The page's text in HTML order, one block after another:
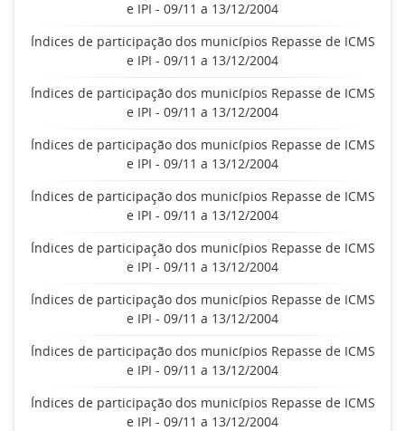
e IPI - 09/11 a 13/12/2004
Índices de participação dos municípios Repasse de ICMS
e IPI - 09/11 a 13/12/2004
Índices de participação dos municípios Repasse de ICMS
e IPI - 09/11 a 13/12/2004
Índices de participação dos municípios Repasse de ICMS
e IPI - 09/11 a 13/12/2004
Índices de participação dos municípios Repasse de ICMS
e IPI - 09/11 a 13/12/2004
Índices de participação dos municípios Repasse de ICMS
e IPI - 09/11 a 13/12/2004
Índices de participação dos municípios Repasse de ICMS
e IPI - 09/11 a 13/12/2004
Índices de participação dos municípios Repasse de ICMS
e IPI - 09/11 a 13/12/2004
Índices de participação dos municípios Repasse de ICMS
e IPI - 09/11 a 13/12/2004